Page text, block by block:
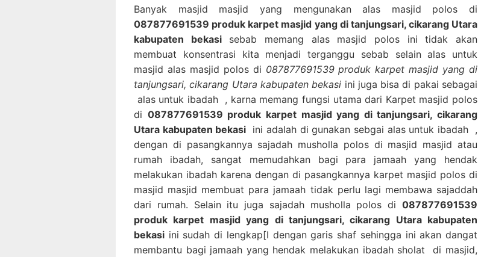
Banyak masjid masjid yang mengunakan alas masjid polos di
087877691539 produk karpet masjid yang di tanjungsari, cikarang Utara
kabupaten bekasisebab memang alas masjid polos ini tidak akan
membuat konsentrasi kita menjadi terganggu sebab selain alas untuk
masjid alas masjid polos di 087877691539 produk karpet masjid yang di
tanjungsari, cikarang Utara kabupaten bekasi ini juga bisa di pakai sebagai
alas untuk ibadah , karna memang fungsi utama dari Karpet masjid polos
di 087877691539 produk karpet masjid yang di tanjungsari, cikarang
Utara kabupaten bekasi ini adalah di gunakan sebgai alas untuk ibadah ,
dengan di pasangkannya sajadah musholla polos di masjid masjid atau
rumah ibadah, sangat memudahkan bagi para jamaah yang hendak
melakukan ibadah karena dengan di pasangkannya karpet masjid polos di
masjid masjid membuat para jamaah tidak perlu lagi membawa sajaddah
dari rumah. Selain itu juga sajadah musholla polos di 087877691539
produk karpet masjid yang di tanjungsari, cikarang Utara kabupaten
bekasi ini sudah di lengkap[I dengan garis shaf sehingga ini akan dangat
membantu bagi jamaah yang hendak melakukan ibadah sholat di masjid,